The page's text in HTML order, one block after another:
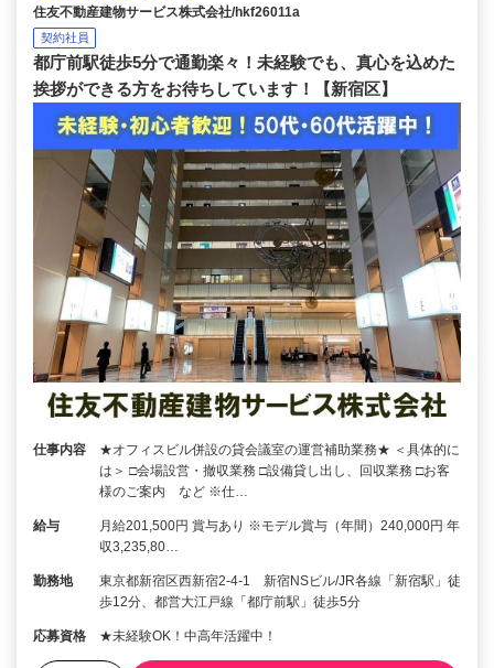
住友不動産建物サービス株式会社/hkf26011a
契約社員
都庁前駅徒歩5分で通勤楽々！未経験でも、真心を込めた
挨拶ができる方をお待ちしています！【新宿区】
仕事内容
★オフィスビル併設の貸会議室の運営補助業務★ ＜具体的に
は＞ □会場設営・撤収業務 □設備貸し出し、回収業務 □お客
様のご案内 など ※仕…
給与
月給201,500円 賞与あり ※モデル賞与（年間）240,000円 年
収3,235,80…
勤務地
東京都新宿区西新宿2-4-1 新宿NSビル/JR各線「新宿駅」徒
歩12分、都営大江戸線「都庁前駅」徒歩5分
応募資格 ★未経験OK！中高年活躍中！